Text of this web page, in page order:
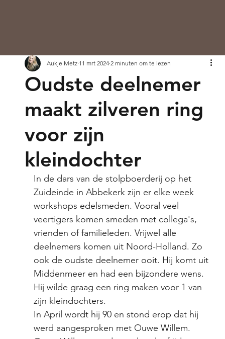
Oudste deelnemer
maakt zilveren ring
voor zijn
kleindochter
Aukje Metz 11 mrt 2024 2 minuten om te lezen
In de dars van de stolpboerderij op het
Zuideinde in Abbekerk zijn er elke week
workshops edelsmeden. Vooral veel
veertigers komen smeden met collega's,
vrienden of familieleden. Vrijwel alle
deelnemers komen uit Noord-Holland. Zo
ook de oudste deelnemer ooit. Hij komt uit
Middenmeer en had een bijzondere wens.
Hij wilde graag een ring maken voor 1 van
zijn kleindochters.
In April wordt hij 90 en stond erop dat hij
werd aangesproken met Ouwe Willem.